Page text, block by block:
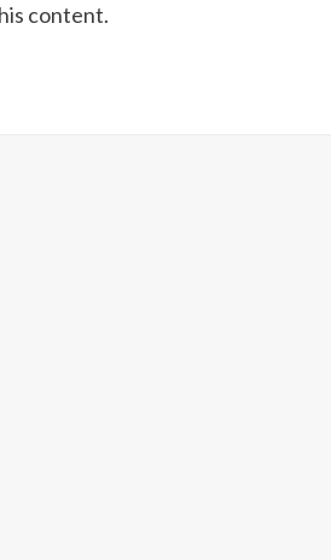
content.